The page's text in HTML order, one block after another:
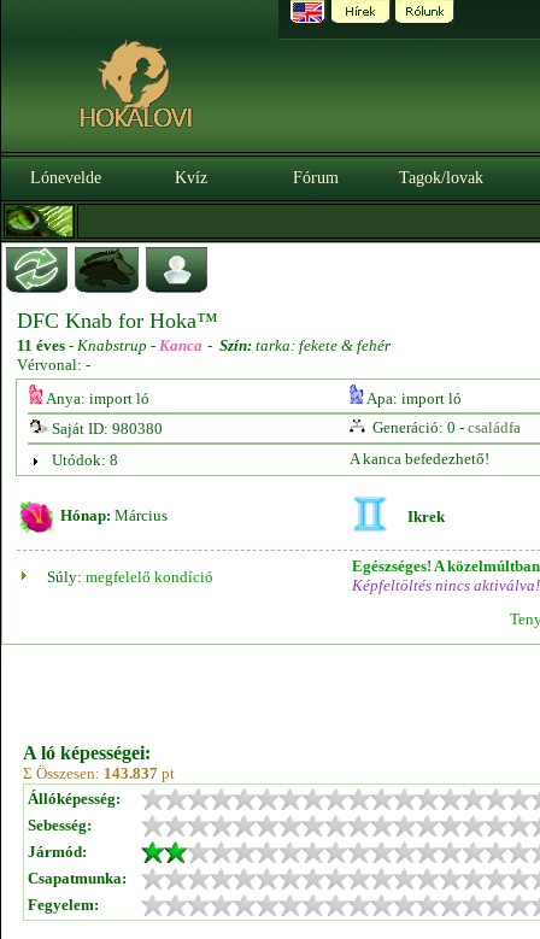
Lónevelde Kvíz Fórum Tagok/lovak
DFC Knab for Hoka™
11 éves - Knabstrup - Kanca - Szín: tarka: fekete & fehér
Vérvonal: -
Anya: import ló
Apa: import ló
Saját ID: 980380
Generáció: 0 - családfa
Utódok: 8
A kanca befedezhető!
Hónap: Március Ikrek
Súly: megfelelő kondíció
Egészséges! A
Képfeltöltés nincs aktiválva!
A ló képességei:
Σ Összesen: 143.837 pt
Állóképesség:
Sebesség:
Jármód:
Csapatmunka:
Fegyelem: